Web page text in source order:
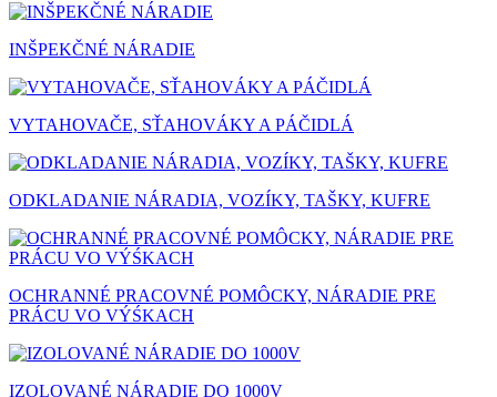
INŠPEKČNÉ NÁRADIE
VYTAHOVAČE, SŤAHOVÁKY A PÁČIDLÁ
ODKLADANIE NÁRADIA, VOZÍKY, TAŠKY, KUFRE
OCHRANNÉ PRACOVNÉ POMÔCKY, NÁRADIE PRE
PRÁCU VO VÝŚKACH
IZOLOVANÉ NÁRADIE DO 1000V